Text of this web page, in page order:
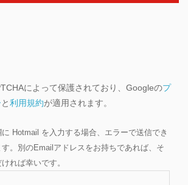
によって保護されており、Googleのプ
と利用規約が適用されます。
Hotmail を入力する場合、エラーで送信でき
。別のEmailアドレスをお持ちであれば、そ
れば幸いです。